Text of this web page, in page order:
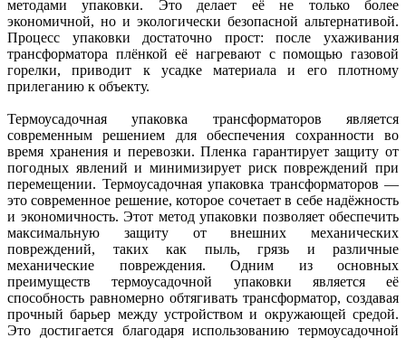
методами упаковки. Это делает её не только более
экономичной, но и экологически безопасной альтернативой.
Процесс упаковки достаточно прост: после ухаживания
трансформатора плёнкой её нагревают с помощью газовой
горелки, приводит к усадке материала и его плотному
прилеганию к объекту.
Термоусадочная упаковка трансформаторов является
современным решением для обеспечения сохранности во
время хранения и перевозки. Пленка гарантирует защиту от
погодных явлений и минимизирует риск повреждений при
перемещении. Термоусадочная упаковка трансформаторов —
это современное решение, которое сочетает в себе надёжность
и экономичность. Этот метод упаковки позволяет обеспечить
максимальную защиту от внешних механических
повреждений, таких как пыль, грязь и различные
механические повреждения. Одним из основных
преимуществ термоусадочной упаковки является её
способность равномерно обтягивать трансформатор, создавая
прочный барьер между устройством и окружающей средой.
Это достигается благодаря использованию термоусадочной